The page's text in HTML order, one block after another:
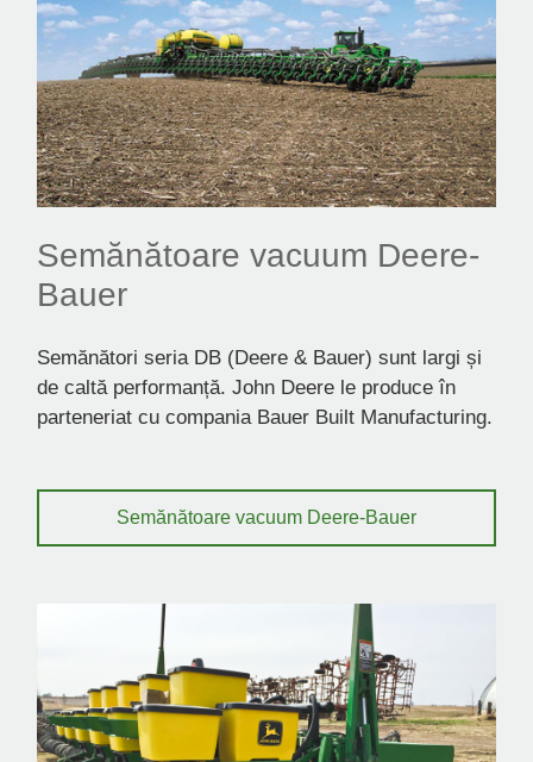
Semănătoare vacuum Deere-
Bauer
Semănători seria DB (Deere & Bauer) sunt largi și
de caltă performanță. John Deere le produce în
parteneriat cu compania Bauer Built Manufacturing.
Semănătoare vacuum Deere-Bauer